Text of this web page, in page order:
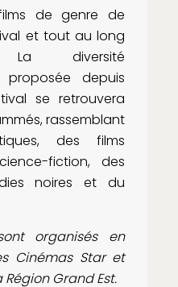
de genre de
et tout au long
diversité
proposée depuis
se retrouvera
rassemblant
des films
fiction, des
noires et du
organisés en
Cinémas Star et
Grand Est.